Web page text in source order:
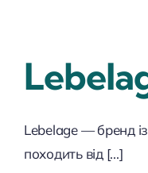
Lebelage — бренд
походить від [...]